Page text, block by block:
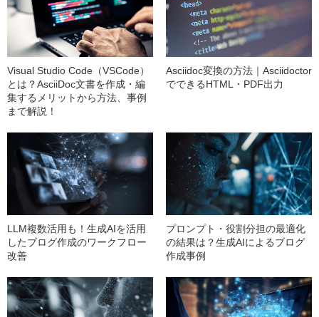
Visual Studio Code（VSCode）
とは？AsciiDoc文書を作成・編
集するメリットから方法、事例
まで解説！
Asciidoc変換の方法｜Asciidoctor
でできるHTML・PDF出力
LLM複数活用も！生成AIを活用
したブログ作成のワークフロー
改善
プロンプト・役割分担の最適化
の結果は？生成AIによるブログ
作成事例